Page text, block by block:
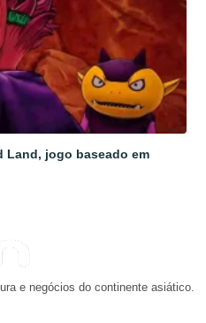
Land, jogo baseado em
e negócios do continente asiático.